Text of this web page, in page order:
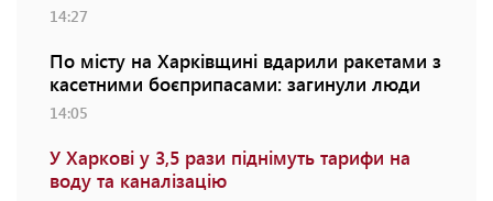
14:27
По місту на Харківщині вдарили ракетами з
касетними боєприпасами: загинули люди
14:05
У Харкові у 3,5 рази піднімуть тарифи на
воду та каналізацію